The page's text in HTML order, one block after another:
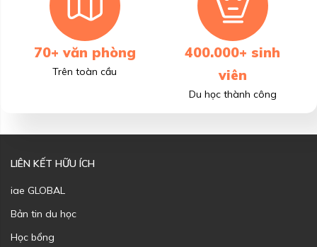
70+ văn phòng
Trên toàn cầu
400.000+ sinh
viên
Du học thành công
LIÊN KẾT HỮU ÍCH
iae GLOBAL
Bản tin du học
Học bổng